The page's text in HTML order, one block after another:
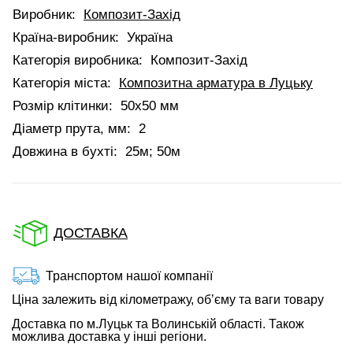
Виробник:
Композит-Захід
Країна-виробник: Україна
Категорія виробника:
Композит-Захід
Категорія міста:
Композитна арматура в Луцьку
Розмір клітинки:
50х50 мм
Діаметр прута, мм: 2
Довжина в бухті: 25м; 50м
ДОСТАВКА
Транспортом нашої компанії
Ціна залежить від кілометражу, об’єму та ваги товару
Доставка по м.Луцьк та Волинській області. Також
можлива доставка у інші регіони.